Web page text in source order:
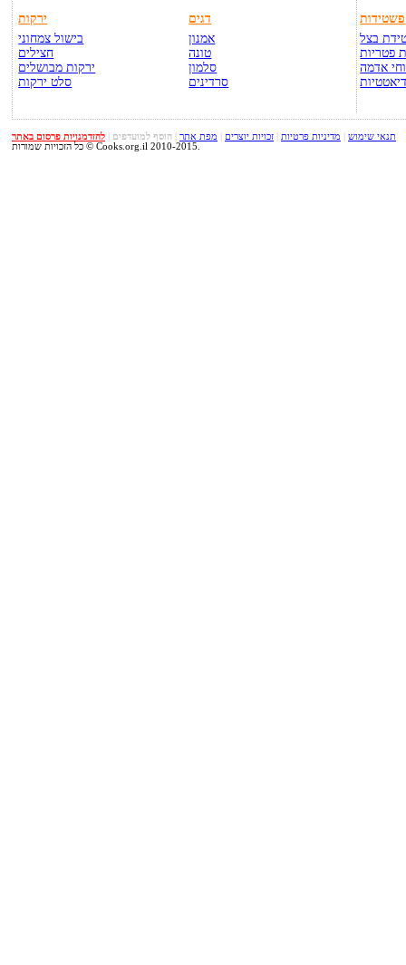
ירקות
בישול צמחוני
חצילים
ירקות מבושלים
סלט ירקות
דגים
אמנון
טונה
סלמון
סרדינים
פשטידות
בצל
פטריות
אדמה
תנאי שימוש מדיניות פרטיות זכויות יוצרים מפת אתר הוסף למועדפים
להזדמנויות פרסום באתר
כל הזכויות שמורות © Cooks.org.il 2010-2015.